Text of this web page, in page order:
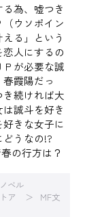
為、嘘つき
ウソポイン
る」という
人にするの
が必要な誠
霞陽だっ
続ければ大
誠斗を好き
きな女子に
どうなの!?
の行方は？
ベル
ア
MF文